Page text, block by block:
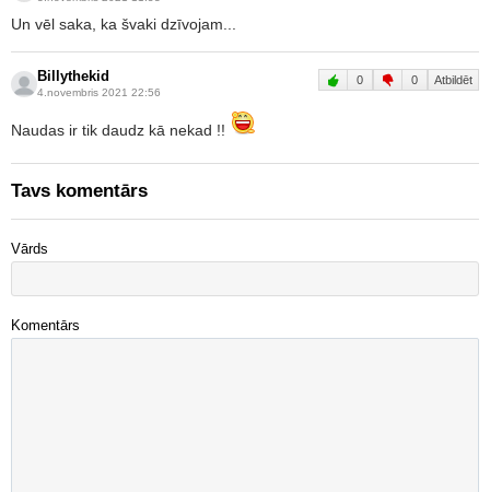
Un vēl saka, ka švaki dzīvojam...
Billythekid
4.novembris 2021 22:56
0 0 Atbildēt
Naudas ir tik daudz kā nekad !!
Tavs komentārs
Vārds
Komentārs